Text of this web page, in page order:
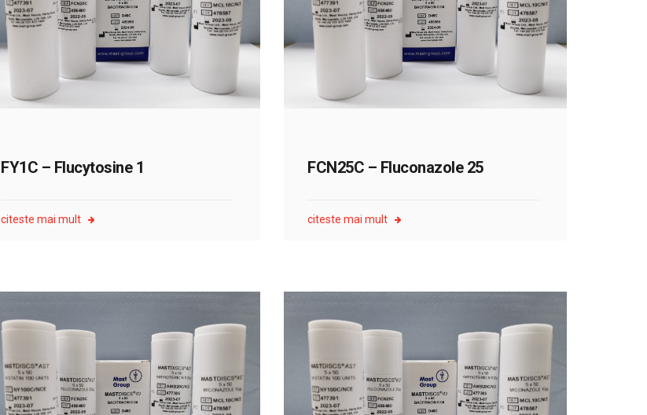
FY1C – Flucytosine 1
citeste mai mult
FCN25C – Fluconazole 25
citeste mai mult